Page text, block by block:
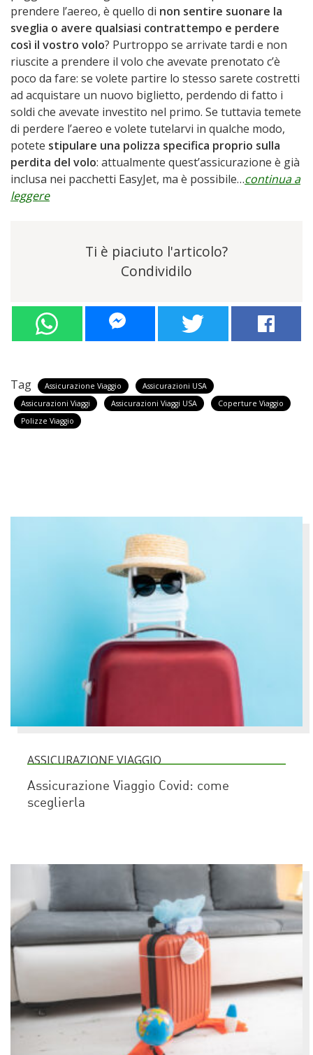
prendere l’aereo, è quello di non sentire suonare la
sveglia o avere qualsiasi contrattempo e perdere
così il vostro volo? Purtroppo se arrivate tardi e non
riuscite a prendere il volo che avevate prenotato c’è
poco da fare: se volete partire lo stesso sarete costretti
ad acquistare un nuovo biglietto, perdendo di fatto i
soldi che avevate investito nel primo. Se tuttavia temete
di perdere l’aereo e volete tutelarvi in qualche modo,
potete stipulare una polizza specifica proprio sulla
perdita del volo: attualmente quest’assicurazione è già
inclusa nei pacchetti EasyJet, ma è possibile…continua a
leggere
Ti è piaciuto l'articolo?
Condividilo
Tag Assicurazione Viaggio
Assicurazioni USA
Assicurazioni Viaggi
Assicurazioni Viaggi USA
Coperture Viaggio
Polizze Viaggio
ASSICURAZIONE VIAGGIO
Assicurazione Viaggio Covid: come
sceglierla